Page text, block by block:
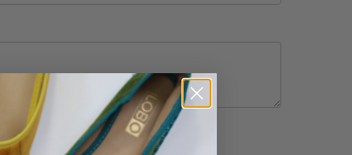
y la política de privacidad.